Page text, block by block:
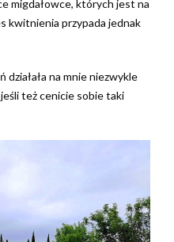
migdałowce, których jest na
kwitnienia przypada jednak
na mnie niezwykle
też cenicie sobie taki